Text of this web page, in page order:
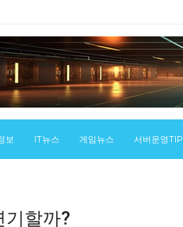
보 IT뉴스 게임뉴스 서버운영TIP
기할까?